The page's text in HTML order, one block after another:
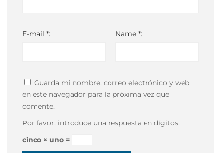
E-mail *: Name *:
Guarda mi nombre, correo electrónico y web
en este navegador para la próxima vez que
comente.
Por favor, introduce una respuesta en dígitos:
cinco × uno =